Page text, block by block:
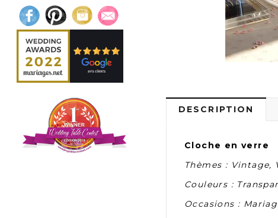
DESCRIPTION
Cloche en verre
Thèmes : Vintage,
Couleurs :
Occasions :